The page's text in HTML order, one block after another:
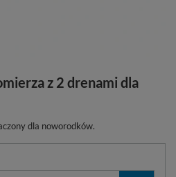
z 2 drenami dla
dla noworodków.